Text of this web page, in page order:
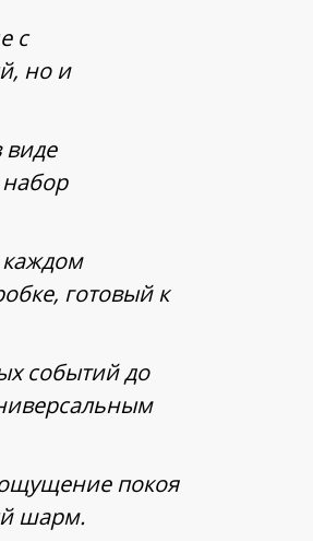
с
но и
набор
каждом
готовый к
событий до
покоя
шарм.